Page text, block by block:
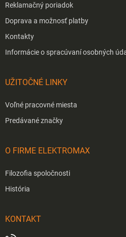
Reklamačný poriadok
Doprava a možnosť platby
Kontakty
Informácie o spracúvaní osobných
UŽITOČNÉ LINKY
Voľné pracovné miesta
Predávané značky
O FIRME ELEKTROMAX
Filozofia spoločnosti
História
KONTAKT